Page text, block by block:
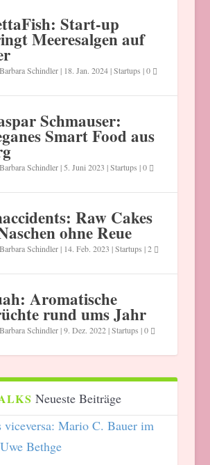
Start-up
Meeresalgen auf
Barbara Schindler| 18. Jan. 2024|Startups |0
Schmauser:
Smart Food aus
Barbara Schindler| 5. Juni 2023 |Startups |0
Raw Cakes
ohne Reue
Barbara Schindler| 14. Feb. 2023 |Startups |2
Aromatische
rund ums Jahr
Barbara Schindler|9. Dez. 2022|Startups |0
Neueste Beiträge